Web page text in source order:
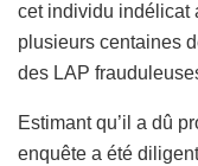
cet individu indélicat
plusieurs centaines
des LAP
Estimant qu’il a dû
enquête a été